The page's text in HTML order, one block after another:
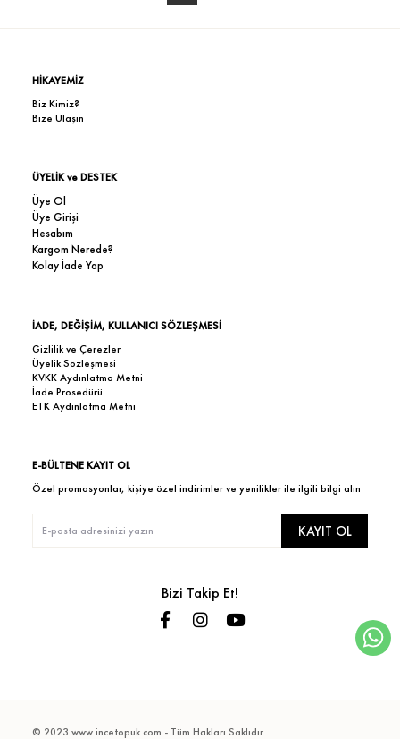
HİKAYEMİZ
Biz Kimiz?
Bize Ulaşın
ÜYELİK ve DESTEK
Üye Ol
Üye Girişi
Hesabım
Kargom Nerede?
Kolay İade Yap
İADE, DEĞİŞİM, KULLANICI SÖZLEŞMESİ
Gizlilik ve Çerezler
Üyelik Sözleşmesi
KVKK Aydınlatma Metni
İade Prosedürü
ETK Aydınlatma Metni
E-BÜLTENE KAYIT OL
Özel promosyonlar, kişiye özel indirimler ve yenilikler ile ilgili bilgi alın
KAYIT OL
Bizi Takip Et!
© 2023 www.incetopuk.com - Tüm Hakları Saklıdır.